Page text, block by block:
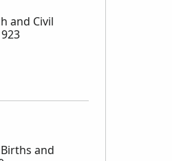
and Civil
and